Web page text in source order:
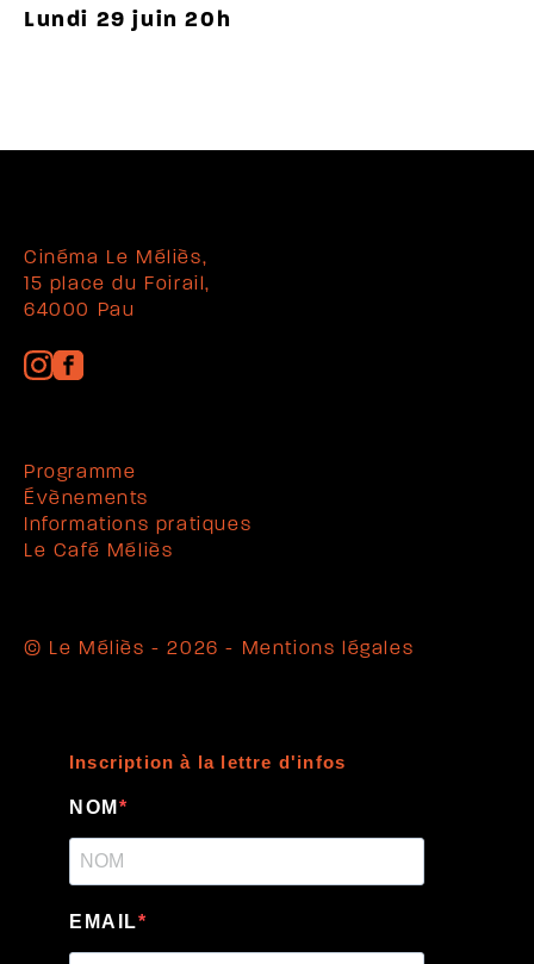
Lundi 29 juin 20h
Cinéma Le Méliès,
15 place du Foirail,
64000 Pau
Programme
Évènements
Informations pratiques
Le Café Méliès
© Le Méliès - 2026 - Mentions légales
Inscription à la lettre d'infos
NOM
EMAIL